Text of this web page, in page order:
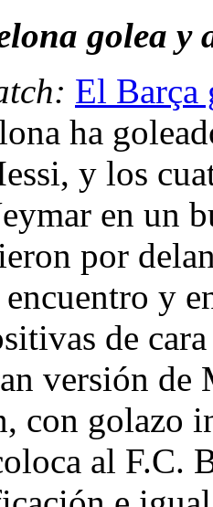
golea y
El Barça
ha
y los
en un
por
y
de
versión de
con golazo
al F.C.